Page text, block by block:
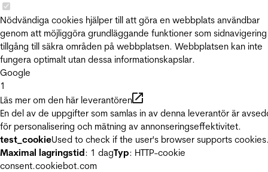
Nödvändiga cookies hjälper till att göra en webbplats användbar
genom att möjliggöra grundläggande funktioner som
tillgång till säkra områden på webbplatsen. Webbplatsen kan inte
fungera optimalt utan dessa informationskapslar.
Google
1
Läs mer om den här leverantören
En del av de uppgifter som samlas in av denna leverantör är
för personalisering och mätning av annonseringseffektivitet.
test_cookieUsed to check if the user's browser supports
Maximal lagringstid: 1 dagTyp: HTTP-cookie
consent.cookiebot.com